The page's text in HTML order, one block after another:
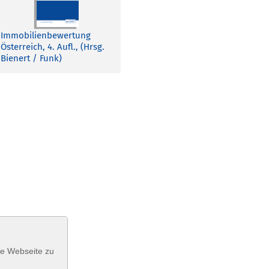
Immobilienbewertung
Österreich, 4. Aufl., (Hrsg.
Bienert / Funk)
Webseite zu